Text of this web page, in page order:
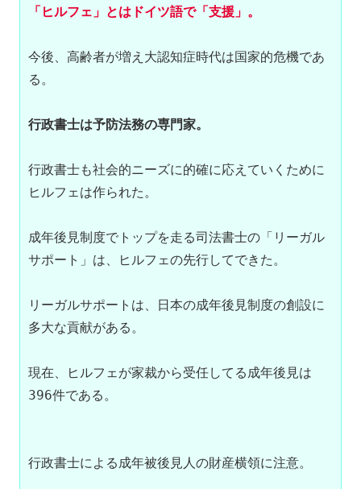
「ヒルフェ」とはドイツ語で「支援」。
今後、高齢者が増え大認知症時代は国家的危機であ
る。
行政書士は予防法務の専門家。
行政書士も社会的ニーズに的確に応えていくために
ヒルフェは作られた。
成年後見制度でトップを走る司法書士の「リーガル
サポート」は、ヒルフェの先行してできた。
リーガルサポートは、日本の成年後見制度の創設に
多大な貢献がある。
現在、ヒルフェが家裁から受任してる成年後見は
396件である。
行政書士による成年被後見人の財産横領に注意。